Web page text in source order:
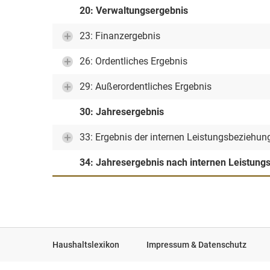
20: Verwaltungsergebnis
23: Finanzergebnis
26: Ordentliches Ergebnis
29: Außerordentliches Ergebnis
30: Jahresergebnis
33: Ergebnis der internen
34: Jahresergebnis nach internen
Haushaltslexikon Impressum & Datenschutz